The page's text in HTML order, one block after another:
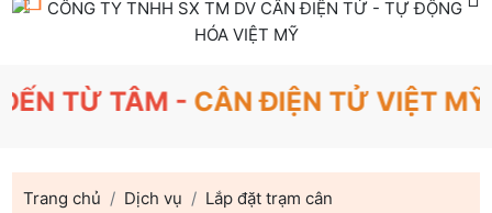
TÂM -CÂN ĐIỆN TỬ VIỆT MỸ
Trang chủ Dịch vụ
Lắp đặt trạm cân